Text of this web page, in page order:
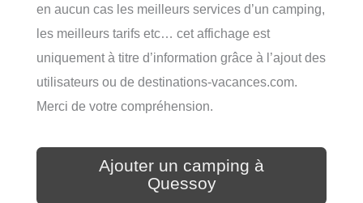
en aucun cas les meilleurs services d’un camping,
les meilleurs tarifs etc… cet affichage est
uniquement à titre d’information grâce à l’ajout des
utilisateurs ou de destinations-vacances.com.
Merci de votre compréhension.
Ajouter un camping à
Quessoy